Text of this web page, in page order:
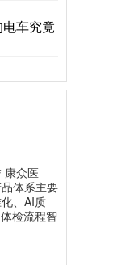
车究竟
康众医
体系主要
、AI质
检流程智